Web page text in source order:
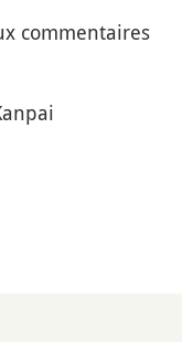
commentaires